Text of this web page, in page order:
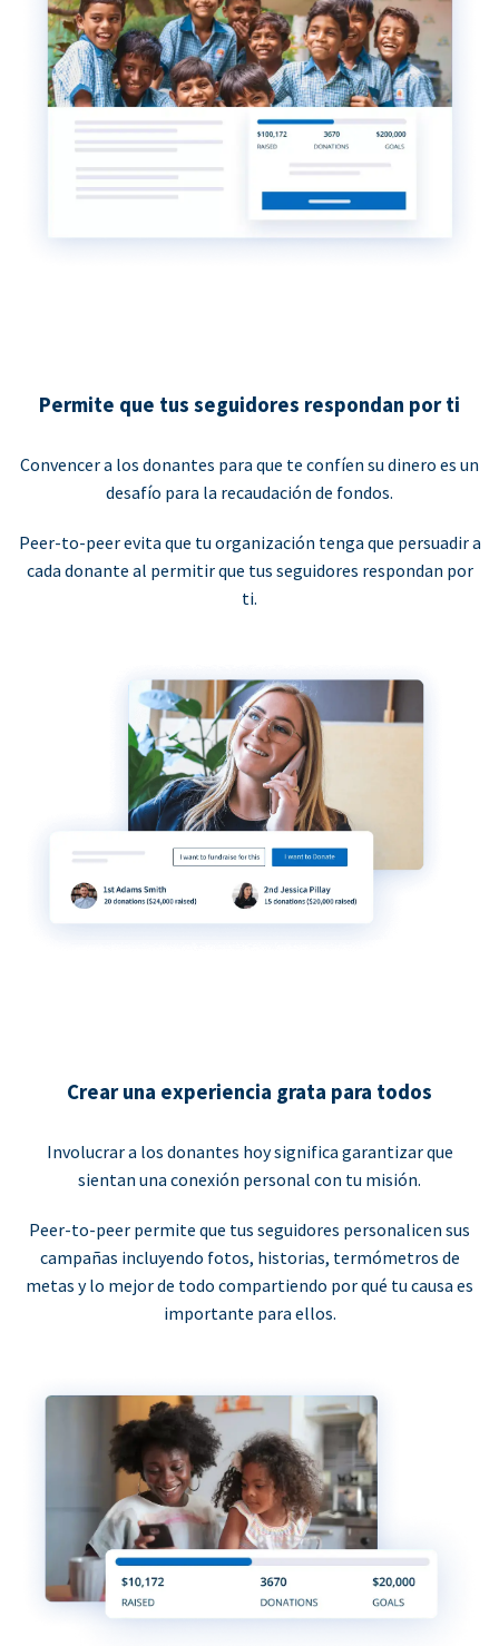
Permite que tus seguidores respondan por ti
Convencer a los donantes para que te confíen su dinero es un
desafío para la recaudación de fondos.
Peer-to-peer evita que tu organización tenga que persuadir a
cada donante al permitir que tus seguidores respondan por
ti.
Crear una experiencia grata para todos
Involucrar a los donantes hoy significa garantizar que
sientan una conexión personal con tu misión.
Peer-to-peer permite que tus seguidores personalicen sus
campañas incluyendo fotos, historias, termómetros de
metas y lo mejor de todo compartiendo por qué tu causa es
importante para ellos.